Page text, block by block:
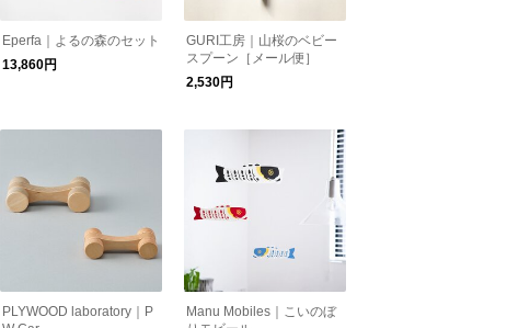
Eperfa｜よるの森のセット
13,860円
GURI工房｜山桜のベビー
スプーン［メール便］
2,530円
PLYWOOD laboratory｜P
Manu Mobiles｜こいのぼ